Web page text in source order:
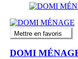
Mettre en favoris
DOMI